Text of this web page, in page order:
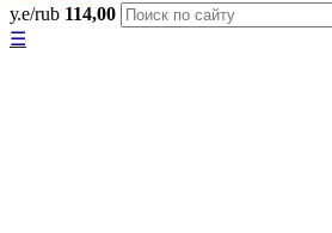
у.е/rub 114,00
☰